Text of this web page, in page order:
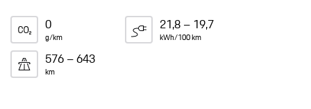
0
g/km
21,8 – 19,7
kWh/100 km
576 – 643
km